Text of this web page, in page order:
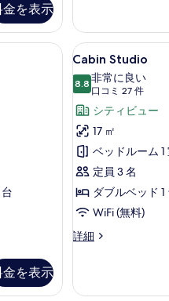
金を表示
の
す
べ
て
の
写
真
を
表
示
す
る
は
ツ
イ
ル
ム
の
詳
細
セーフティボックス (室内)、デスク
金を表示
Cabin
Studio
の
す
べ
て
の
写
真
を
す
8
Cabin Studio
8.810 点中 8.8
非常に良い
口コミ 27 件
(口
コ
ミ
27
件)
シティビュー
17 ㎡
ベッドルーム 1
定員 3 名
ダブルベッド 1
WiFi (無料)
詳細
Cabin
細